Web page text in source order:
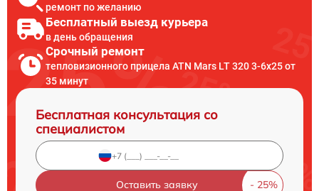
ремонт по желанию
Бесплатный выезд курьера
в день обращения
Срочный ремонт
тепловизионного прицела ATN Mars LT 320 3-6x25 от
35 минут
Бесплатная консультация со
специалистом
Оставить заявку